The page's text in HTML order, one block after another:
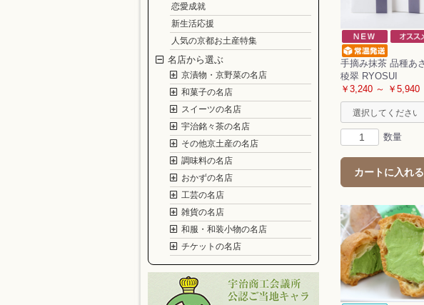
恋愛成就
新生活応援
人気の京都お土産特集
名店から選ぶ
京漬物・京野菜の名店
和菓子の名店
スイーツの名店
宇治銘々茶の名店
その他京土産の名店
調味料の名店
おかずの名店
工芸の名店
雑貨の名店
和服・和装小物の名店
チケットの名店
手摘み抹茶 品種あ
稜翠 RYOSUI
￥3,240 ～ ￥5,940
数量
カートに入れる